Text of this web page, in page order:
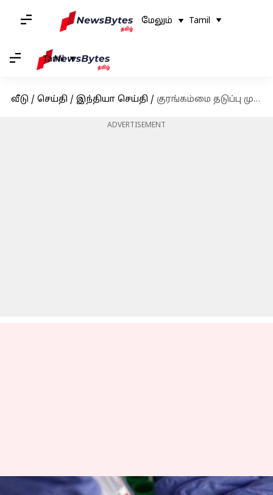
மேலும் Tamil
Tamil
வீடு / செய்தி / இந்தியா செய்தி / குரங்கம்மை தடுப்பு முன்னெச்சரிக்கை நடவடிக்கைகள்: வழிகாட்டுதல்களை வெளியிட்ட மத்திய சுகாதார அமைச்சகம்
ADVERTISEMENT